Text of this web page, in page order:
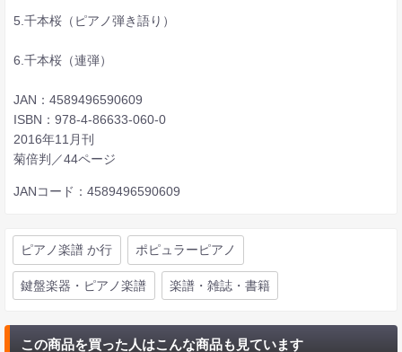
5.千本桜（ピアノ弾き語り）
6.千本桜（連弾）
JAN：4589496590609
ISBN：978-4-86633-060-0
2016年11月刊
菊倍判／44ページ
JANコード：4589496590609
ピアノ楽譜 か行 ポピュラーピアノ
鍵盤楽器・ピアノ楽譜 楽譜・雑誌・書籍
この商品を買った人はこんな商品も見ています